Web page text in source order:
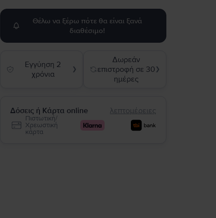
Θέλω να ξέρω πότε θα είναι ξανά
διαθέσιμο!
Εγγύηση 2
χρόνια
❯
Δωρεάν
επιστροφή σε 30
ημέρες
❯
Δόσεις ή Κάρτα online λεπτομέρειες
Πιστωτική/
Χρεωστική
κάρτα